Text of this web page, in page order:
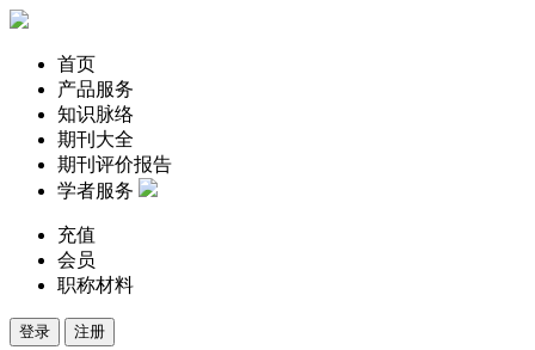
首页
产品服务
知识脉络
期刊大全
期刊评价报告
学者服务
充值
会员
职称材料
登录 注册